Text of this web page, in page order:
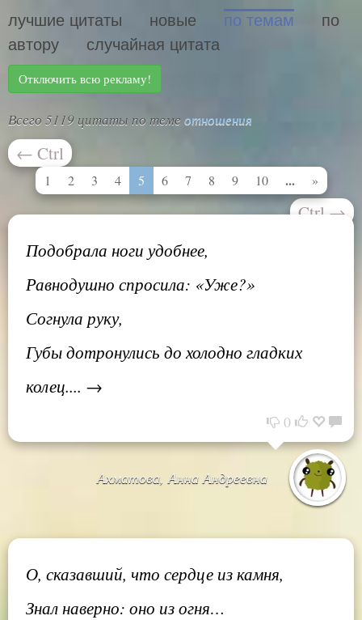
лучшие цитаты новые по темам
по
автору
случайная цитата
Отключить всю рекламу!
Всего 5119 цитаты по теме отношения
← Ctrl
1 2 3 4 5 6 7 8 9 10 ... »
Ctrl →
Подобрала ноги удобнее,
Равнодушно спросила: «Уже?»
Согнула руку,
Губы дотронулись до холодно гладких
колец.... →
0
Ахматова, Анна Андреевна
О, сказавший, что сердце из камня,
Знал наверно: оно из огня…